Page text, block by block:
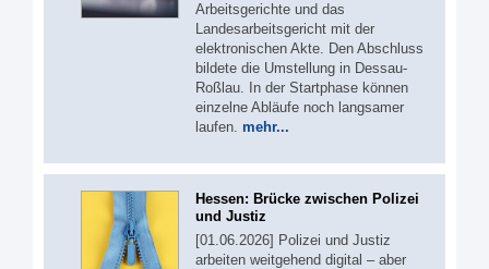
Arbeitsgerichte und das
Landesarbeitsgericht mit der
elektronischen Akte. Den Abschluss
bildete die Umstellung in Dessau-
Roßlau. In der Startphase können
einzelne Abläufe noch langsamer
laufen. mehr...
Hessen: Brücke zwischen Polizei
und Justiz
[01.06.2026] Polizei und Justiz
arbeiten weitgehend digital – aber